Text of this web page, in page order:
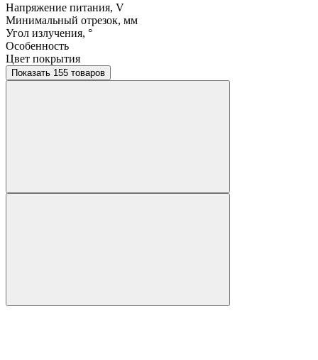
Напряжение питания, V
Минимальный отрезок, мм
Угол излучения, °
Особенность
Цвет покрытия
Показать 155 товаров